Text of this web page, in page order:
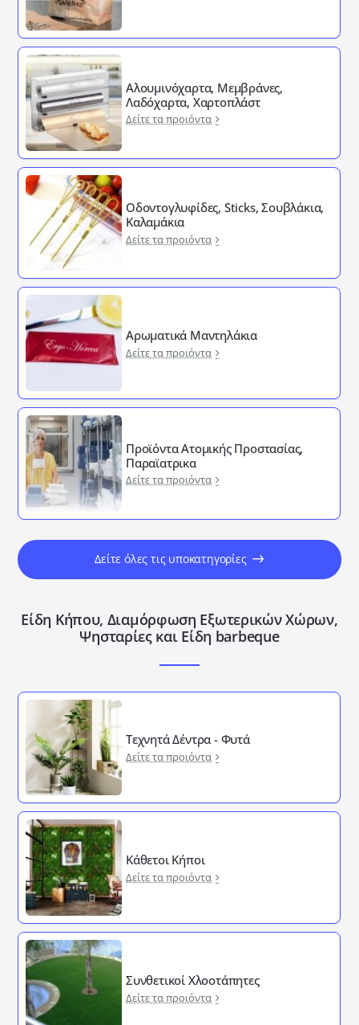
Αλουμινόχαρτα, Μεμβράνες,
Λαδόχαρτα, Χαρτοπλάστ
Δείτε τα προιόντα
Οδοντογλυφίδες, Sticks, Σουβλάκια,
Καλαμάκια
Δείτε τα προιόντα
Αρωματικά Μαντηλάκια
Δείτε τα προιόντα
Προϊόντα Ατομικής Προστασίας,
Παραϊατρικα
Δείτε τα προιόντα
Δείτε όλες τις υποκατηγορίες
Είδη Κήπου, Διαμόρφωση Εξωτερικών Xώρων,
Ψησταρίες και Είδη barbeque
Τεχνητά Δέντρα - Φυτά
Δείτε τα προιόντα
Κάθετοι Κήποι
Δείτε τα προιόντα
Συνθετικοί Χλοοτάπητες
Δείτε τα προιόντα